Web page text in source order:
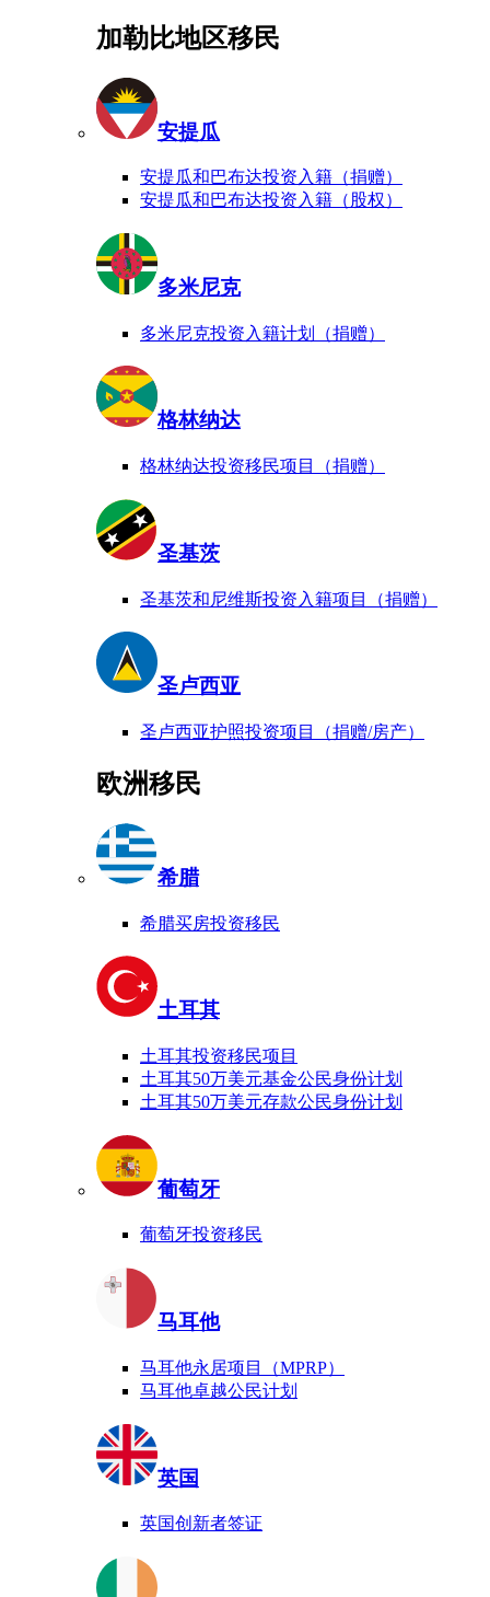
加勒比地区移民
安提瓜
安提瓜和巴布达投资入籍（捐赠）
安提瓜和巴布达投资入籍（股权）
多米尼克
多米尼克投资入籍计划（捐赠）
格林纳达
格林纳达投资移民项目（捐赠）
圣基茨
圣基茨和尼维斯投资入籍项目（捐赠）
圣卢西亚
圣卢西亚护照投资项目（捐赠/房产）
欧洲移民
希腊
希腊买房投资移民
土耳其
土耳其投资移民项目
土耳其50万美元基金公民身份计划
土耳其50万美元存款公民身份计划
葡萄牙
葡萄牙投资移民
马耳他
马耳他永居项目（MPRP）
马耳他卓越公民计划
英国
英国创新者签证